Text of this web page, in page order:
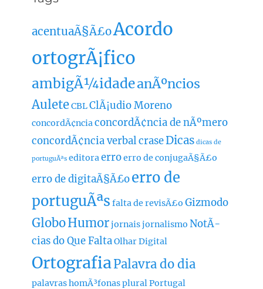
acentuaÃ§Ã£oAcordo
ortogrÃ¡fico
ambigÃ¼idadeanÃºncios
AuleteCBLClÃ¡udio Moreno
concordÃ¢nciaconcordÃ¢ncia de nÃºmero
concordÃ¢ncia verbalcraseDicas dicas de
portuguÃªs editoraerroerro de conjugaÃ§Ã£o
erro de digitaÃ§Ã£oerro de
portuguÃªs falta de revisÃ£o Gizmodo
GloboHumorjornaisjornalismo NotÃ­
cias do Que FaltaOlhar Digital
OrtografiaPalavra do dia
palavras homÃ³fonaspluralPortugal